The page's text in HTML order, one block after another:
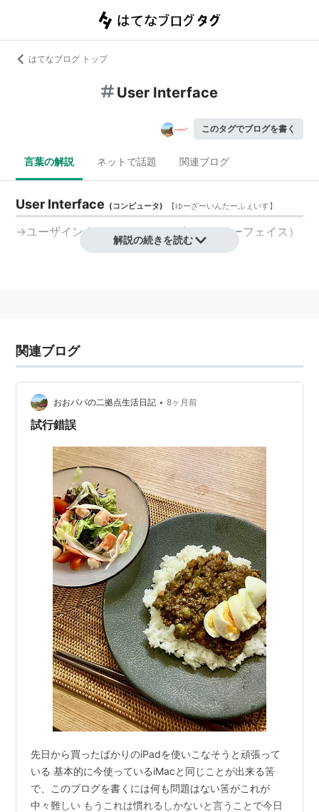
はてなブログ トップ
User Interface
このタグでブログを書く
言葉の解説 ネットで話題 関連ブログ
User Interface (コンピュータ) 【ゆーざーいんたーふぇいす】
→ユーザインタフェース（ユーザーインターフェイス ）
解説の続きを読む
関連ブログ
おおパパの二拠点生活日記 • 8ヶ月前
試行錯誤
先日から買ったばかりのiPadを使いこなそうと頑張って
いる 基本的に今使っているiMacと同じことが出来る筈
で、このブログを書くには何も問題はない筈がこれが
中々難しい もうこれは慣れるしかないと言うことで今日